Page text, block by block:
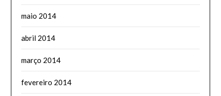
maio 2014
abril 2014
março 2014
fevereiro 2014